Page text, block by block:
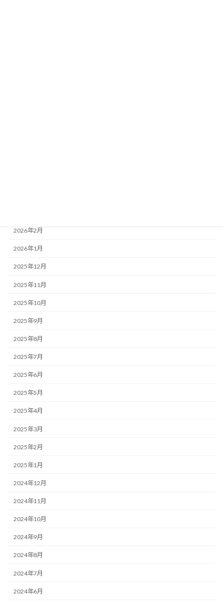
2026年2月
2026年1月
2025年12月
2025年11月
2025年10月
2025年9月
2025年8月
2025年7月
2025年6月
2025年5月
2025年4月
2025年3月
2025年2月
2025年1月
2024年12月
2024年11月
2024年10月
2024年9月
2024年8月
2024年7月
2024年6月